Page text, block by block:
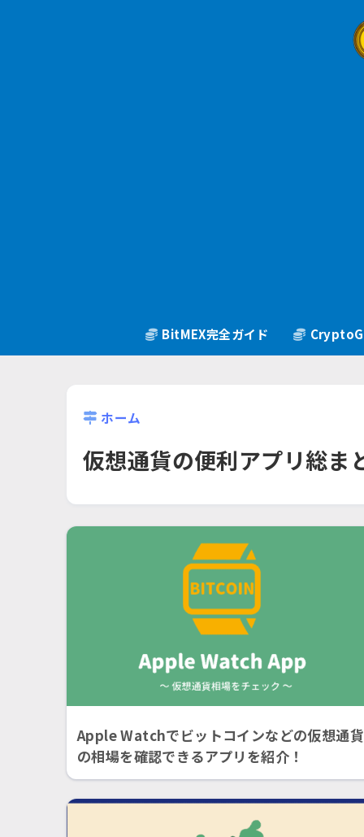
BitMEX完全ガイド
ホーム
仮想通貨の便利アプリ総ま
Apple Watchでビットコインなどの仮想通貨
の相場を確認できるアプリを紹介！